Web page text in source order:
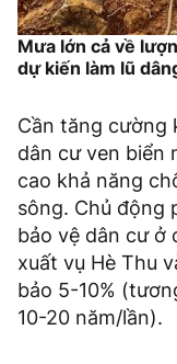
Mưa lớn cả về
dự kiến làm lũ
Cần tăng cường
dân cư ven biển
cao khả năng
sông. Chủ động
bảo vệ dân cư ở
xuất vụ Hè Thu
bảo 5-10%
10-20 năm/lần).